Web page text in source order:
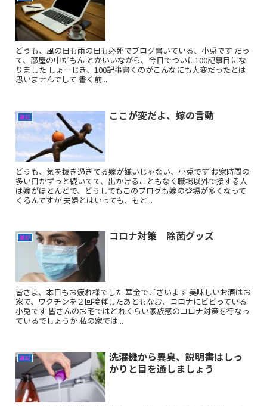
どうも、風の日も雨の日も必死でブログ書いている、小兎です だっ
て、部屋の中だもん とかいいながら、今日でついに100記事目にな
りました しょーじき、100記事書くのがこんなにも大変だったとは
思いませんでして 書く前...
雑記 ここが変だよ、嫁の言動
どうも、気を抜き過ぎてる嫁が嫌いじゃない、小兎です お家時間の
多い日がずっと続いてて、出かけることもなく職場以外で接する人
は嫁がほとんどで、どうしてもこのブログも嫁の登場が多くなって
くるんですが 夫婦とはいっても、もと...
雑記 コロナ対策 除菌グッズ
皆さま、本日もお疲れ様でした 華金でございます 美味しいお酒はお
家で、ワクチンを２回接種したあともなお、コロナにビビっている
小兎です 皆さんのお宅ではどれくらい家族感のコロナ対策を行なっ
ているでしょうか 私の家では...
雑記
洗濯機から異臭、説明書はしっ
かりと目を通しましょう